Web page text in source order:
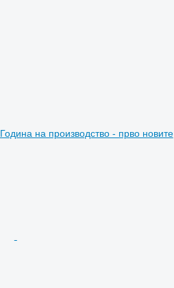
Година на производство - прво новите